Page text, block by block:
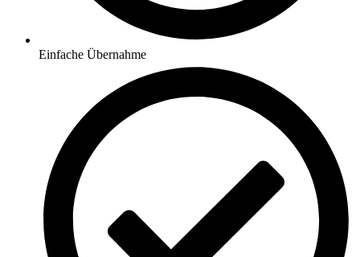
Einfache Übernahme